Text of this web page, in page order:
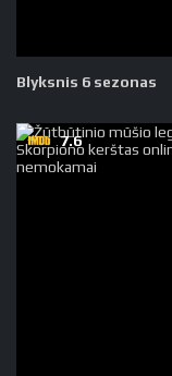
Blyksnis 6 sezonas
7.6